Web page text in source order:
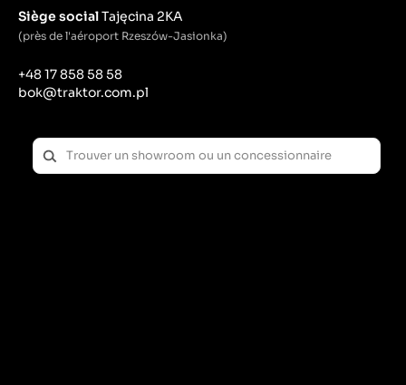
Siège socialTajęcina 2KA
(près de l'aéroport Rzeszów-Jasionka)
+48 17 858 58 58
bok@traktor.com.pl